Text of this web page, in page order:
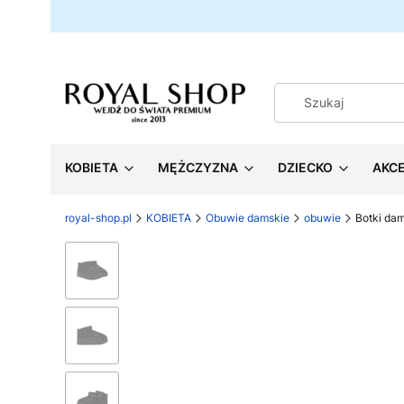
KOBIETA MĘŻCZYZNA DZIECKO
royal-shop.pl KOBIETA Obuwie damskie obuwie Botki